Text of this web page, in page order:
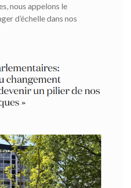
nous appelons le
d’échelle dans nos